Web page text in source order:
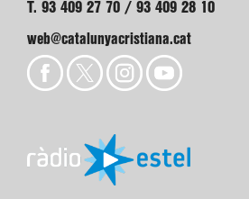
T. 93 409 27 70 / 93 409 28 10
web@catalunyacristiana.cat